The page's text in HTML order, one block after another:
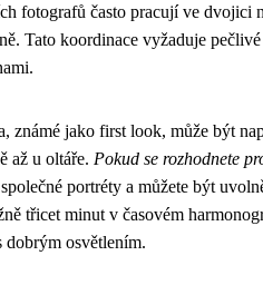
fotografů často pracují ve dvojici
Tato koordinace vyžaduje
známé jako first look, může být
až u oltáře. Pokud se rozhodnete
portréty a můžete být
třicet minut v časovém
dobrým osvětlením.